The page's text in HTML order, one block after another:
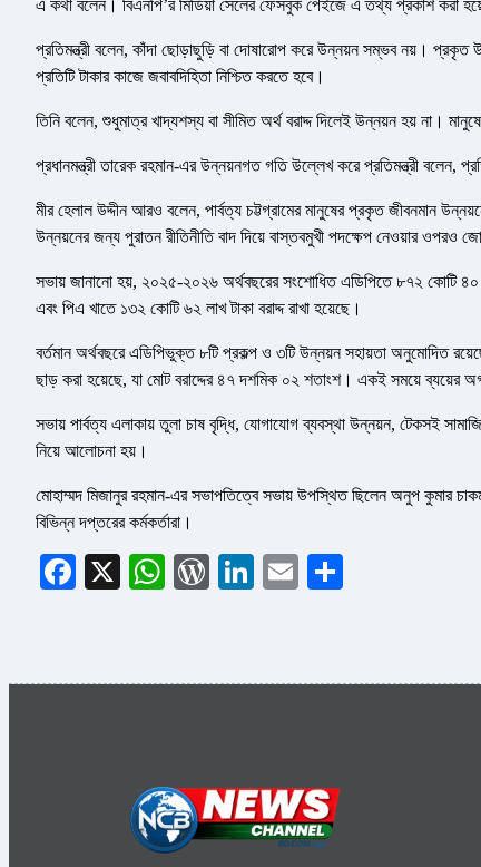
এ কথা বলেন। বিএনপি’র মিডিয়া সেলের ফেসবুক পেইজে এ তথ্য প্রকাশ করা
প্রতিমন্ত্রী বলেন, কাঁদা ছোড়াছুড়ি বা দোষারোপ করে উন্নয়ন সম্ভব নয়। প্রকৃত
প্রতিটি টাকার কাজে জবাবদিহিতা নিশ্চিত করতে হবে।
তিনি বলেন, শুধুমাত্র খাদ্যশস্য বা সীমিত অর্থ বরাদ্দ দিলেই উন্নয়ন হয় না।
প্রধানমন্ত্রী তারেক রহমান-এর উন্নয়নগত গতি উল্লেখ করে প্রতিমন্ত্রী বলেন,
মীর হেলাল উদ্দীন আরও বলেন, পার্বত্য চট্টগ্রামের মানুষের প্রকৃত জীবনমান
উন্নয়নের জন্য পুরাতন রীতিনীতি বাদ দিয়ে বাস্তবমুখী পদক্ষেপ নেওয়ার ওপরও
সভায় জানানো হয়, ২০২৫-২০২৬ অর্থবছরের সংশোধিত এডিপিতে ৮৭২ কোটি ৪০
এবং পিএ খাতে ১৩২ কোটি ৬২ লাখ টাকা বরাদ্দ রাখা হয়েছে।
বর্তমান অর্থবছরে এডিপিভুক্ত ৮টি প্রকল্প ও ৩টি উন্নয়ন সহায়তা অনুমোদিত
ছাড় করা হয়েছে, যা মোট বরাদ্দের ৪৭ দশমিক ০২ শতাংশ। একই সময়ে ব্যয়ের
সভায় পার্বত্য এলাকায় তুলা চাষ বৃদ্ধি, যোগাযোগ ব্যবস্থা উন্নয়ন, টেকসই
নিয়ে আলোচনা হয়।
মোহাম্মদ মিজানুর রহমান-এর সভাপতিত্বে সভায় উপস্থিত ছিলেন অনুপ কুমার
বিভিন্ন দপ্তরের কর্মকর্তারা।
Facebook
X WhatsApp
WordPress
LinkedIn
Email